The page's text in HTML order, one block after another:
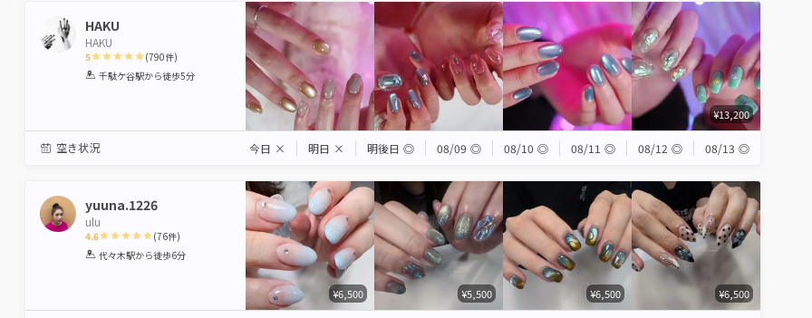
HAKU
HAKU
5
1 2 3 4 5
(790件)
千駄ケ谷駅から徒歩5分
¥13,200
空き状況 今日 × 明日 × 明後日 ◎ 08/09 ◎ 08/10 ◎ 08/11 ◎ 08/12 ◎ 08/13 ◎
yuuna.1226
ulu
4.6
1 2 3 4 5
(76件)
代々木駅から徒歩6分
¥6,500 ¥5,500 ¥6,500 ¥6,500